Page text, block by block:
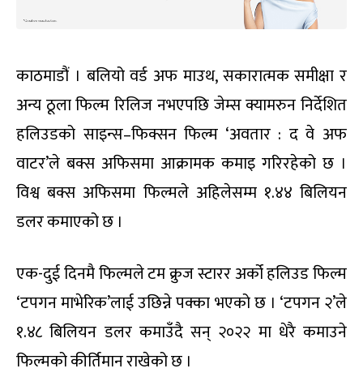
काठमाडौं । बलियो वर्ड अफ माउथ, सकारात्मक समीक्षा र
अन्य ठूला फिल्म रिलिज नभएपछि जेम्स क्यामरुन निर्देशित
हलिउडको साइन्स–फिक्सन फिल्म ‘अवतार : द वे अफ
वाटर’ले बक्स अफिसमा आक्रामक कमाइ गरिरहेको छ ।
विश्व बक्स अफिसमा फिल्मले अहिलेसम्म १.४४ बिलियन
डलर कमाएको छ ।
एक-दुई दिनमै फिल्मले टम क्रुज स्टारर अर्को हलिउड फिल्म
‘टपगन माभेरिक’लाई उछिन्ने पक्का भएको छ । ‘टपगन २’ले
१.४८ बिलियन डलर कमाउँदै सन् २०२२ मा धेरै कमाउने
फिल्मको कीर्तिमान राखेको छ ।